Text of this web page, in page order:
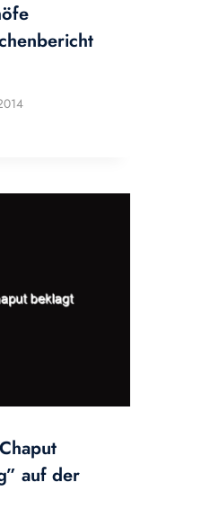
auf der